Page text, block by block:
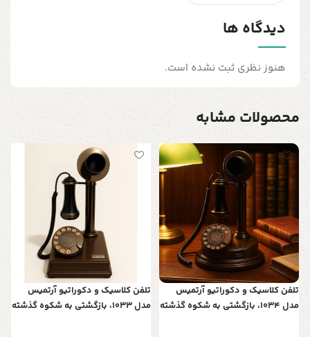
دیدگاه ها
هنوز نظری ثبت نشده است.
محصولات مشابه
تلفن کلاسیک و دکوراتیو آرتمیس
مدل 1034، بازگشتی به شکوه گذشته
تلفن کلاسیک و دکوراتیو آرتمیس
مدل 1033، بازگشتی به شکوه گذشته